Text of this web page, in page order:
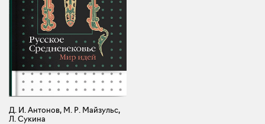
Д. И. Антонов, М. Р. Майзульс,
Л. Сукина